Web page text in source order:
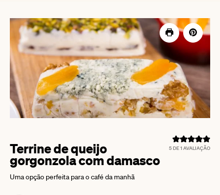
5DE 1 AVALIAÇÃO
Terrine de queijo
gorgonzola com damasco
Uma opção perfeita para o café da manhã